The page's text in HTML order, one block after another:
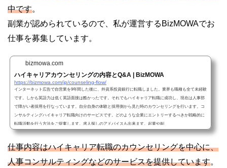
中です。
副業が認められているので、私が運営するBizMOWAでお
仕事を募集しています。
bizmowa.com
ハイキャリアカウンセリングの内容とQ&A | BizMOWA
https://bizmowa.com/jp/counseling-flow/
インターネット広告で自営業を9年間した後に、外資系投資銀行に転職しました。業界も職種も全て未経験
です。しかも英語力は低く英語面接は酷かったです。それでもハイキャリア転職に成功し、現在は人事部
で障がい者採用を行なっています。自分自身の体験と採用側から見た時のカウンセリングを行います。コ
ンサルティングハイキャリア転職向けのサービスです。どのような企業にエントリーするべきか戦略的に
転職活動を行う方法をご提案します。求人探しのアドバイスも出来ます。起業や副
仕事内容はハイキャリア転職のカウンセリングを中心に、
人事コンサルティングなどのサービスを提供しています。